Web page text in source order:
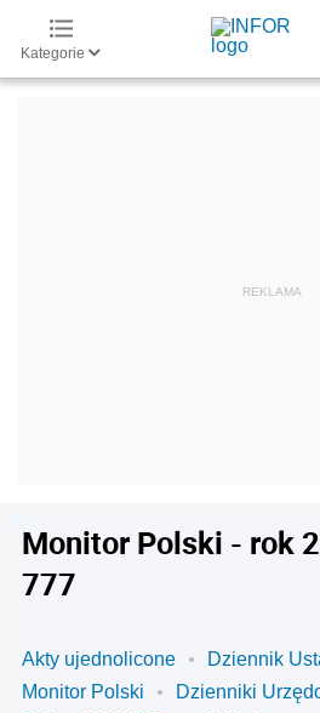
Kategorie
Monitor Polski - rok
777
Akty ujednolicone
Dziennik
Monitor Polski
Dzienniki